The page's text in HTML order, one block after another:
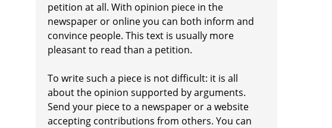
petition at all. With opinion piece in the
newspaper or online you can both inform and
convince people. This text is usually more
pleasant to read than a petition.
To write such a piece is not difficult: it is all
about the opinion supported by arguments.
Send your piece to a newspaper or a website
accepting contributions from others. You can